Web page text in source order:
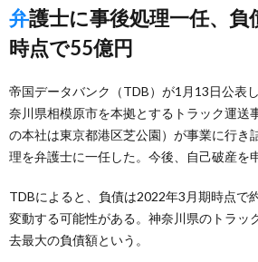
弁護士に事後処理一任、負債は22年3月期
時点で55億円
帝国データバンク（TDB）が1月13日公表
奈川県相模原市を本拠とするトラック運送
の本社は東京都港区芝公園）が事業に行き
理を弁護士に一任した。今後、自己破産を
TDBによると、負債は2022年3月期時点で
変動する可能性がある。神奈川県のトラッ
去最大の負債額という。